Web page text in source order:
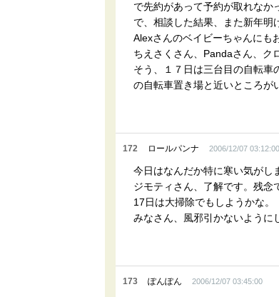
で先約があって予約が取れな
で、相談した結果、また新年明
Alexさんのベイビーちゃんにも
ちえさくさん、Pandaさん、ク
そう、１７日は三台目の自転車
の自転車置き場と近いところが
172 ロールパンナ 2006/12/07 03:12:00
今日はなんだか特に寒い気がし
ジモティさん、了解です。残念
17日は大掃除でもしようかな。
みなさん、風邪引かないように
173 ぽんぽん 2006/12/07 03:45:00